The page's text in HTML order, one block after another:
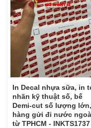
In Decal nhựa sữa, in
nhãn kỹ thuật số, bế
Demi-cut số lượng lớn,
hàng gửi đi nước
từ TPHCM - INKTS1737